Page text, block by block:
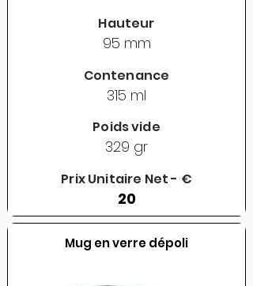
Hauteur
95 mm
Contenance
315 ml
Poids vide
329 gr
Prix Unitaire Net - €
20
Mug en verre dépoli